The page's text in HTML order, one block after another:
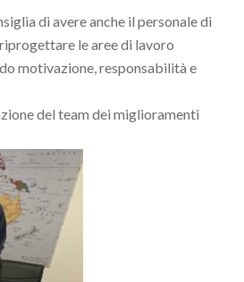
di avere anche il personale di
le aree di lavoro
motivazione, responsabilità e
del team dei miglioramenti